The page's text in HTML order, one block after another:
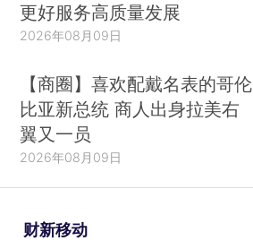
更好服务高质量发展
2026年08月09日
【商圈】喜欢配戴名表的哥伦
比亚新总统 商人出身拉美右
翼又一员
2026年08月09日
财新移动